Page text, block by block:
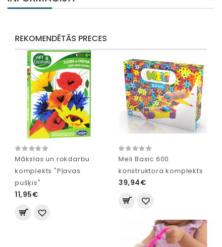
REKOMENDĒTĀS PRECES
Mākslas un rokdarbu
komplekts "Pļavas
pušķis"
11,95€
Meli Basic 600
konstruktora komplekts
39,94€